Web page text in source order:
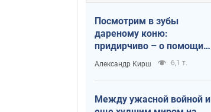
Посмотрим в зубы
дареному коню:
придирчиво – о помощи
Украине
Александр Кирш 6,1 т.
Между ужасной войной и